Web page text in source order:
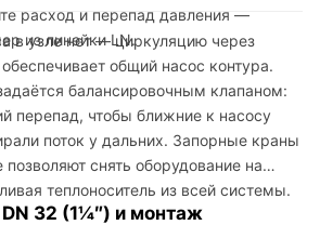
расход и перепад давления —
из линейки LN.
в узле нет — циркуляцию через
общий насос контура.
балансировочным клапаном:
перепад, чтобы ближние к насосу
поток у дальних. Запорные краны
позволяют снять оборудование на
теплоноситель из всей системы.
32 (1¼″) и монтаж